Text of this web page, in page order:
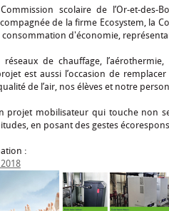
scolaire de l’Or-et-
de la firme Ecosystem, la
d'économie,
réseaux de chauffage,
est aussi l’occasion de
qualité de l’air, nos élèves et notre
projet mobilisateur qui touche non
en posant des gestes
: